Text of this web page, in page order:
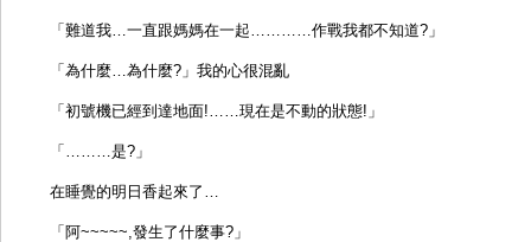
「難道我…一直跟媽媽在一起…………作戰我都不知道?」
「為什麼…為什麼?」我的心很混亂
「初號機已經到達地面!……現在是不動的狀態!」
「………是?」
在睡覺的明日香起來了…
「阿~~~~~,發生了什麼事?」